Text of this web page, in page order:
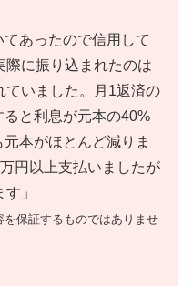
てあったので信用して
に振り込まれたのは
ていました。月1返済の
と利息が元本の40%
本がほとんど減りま
円以上支払いましたが
」
保証するものではありませ